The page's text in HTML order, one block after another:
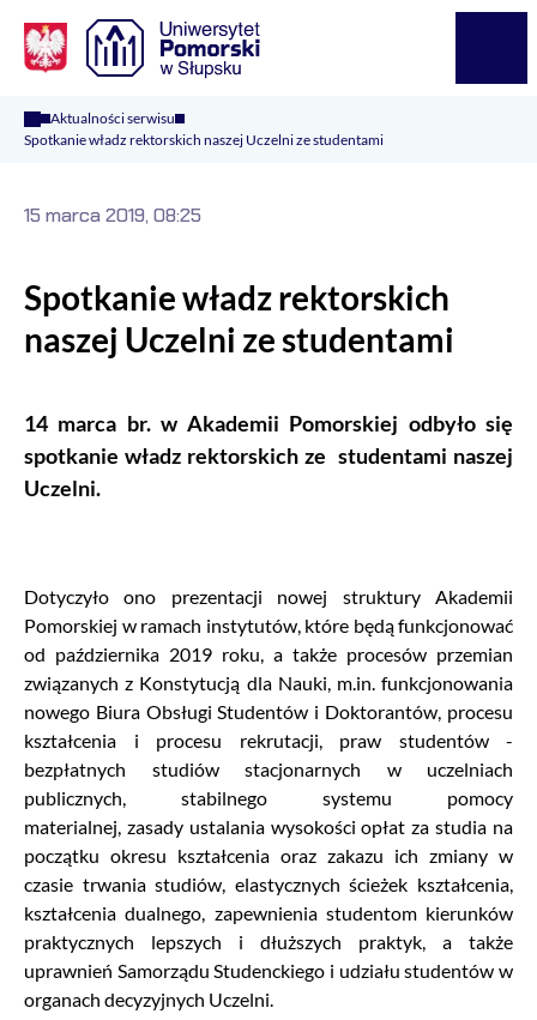
Aktualności serwisu
Spotkanie władz rektorskich naszej Uczelni ze studentami
Spotkanie władz rektorskich
naszej Uczelni ze studentami
14 marca br. w Akademii Pomorskiej odbyło się
spotkanie władz rektorskich ze studentami naszej
Uczelni.
15 marca 2019, 08:25
Dotyczyło ono prezentacji nowej struktury Akademii
Pomorskiej w ramach instytutów, które będą funkcjonować
od października 2019 roku, a także procesów przemian
związanych z Konstytucją dla Nauki, m.in. funkcjonowania
nowego Biura Obsługi Studentów i Doktorantów, procesu
kształcenia i procesu rekrutacji, praw studentów -
bezpłatnych studiów stacjonarnych w uczelniach
publicznych, stabilnego systemu pomocy
materialnej, zasady ustalania wysokości opłat za studia na
początku okresu kształcenia oraz zakazu ich zmiany w
czasie trwania studiów, elastycznych ścieżek kształcenia,
kształcenia dualnego, zapewnienia studentom kierunków
praktycznych lepszych i dłuższych praktyk, a także
uprawnień Samorządu Studenckiego i udziału studentów w
organach decyzyjnych Uczelni.